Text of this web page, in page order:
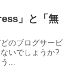
」と「無
のブログサービ
いでしょうか?
...